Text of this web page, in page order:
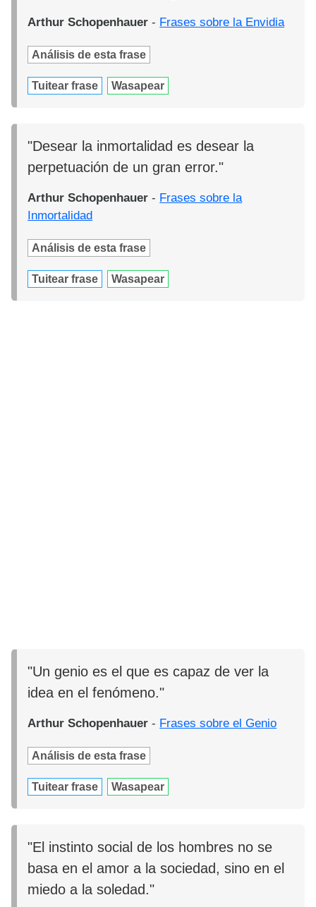
Arthur Schopenhauer - Frases sobre la Envidia
Análisis de esta frase
Tuitear frase Wasapear
"Desear la inmortalidad es desear la
perpetuación de un gran error."
Arthur Schopenhauer - Frases sobre la
Inmortalidad
Análisis de esta frase
Tuitear frase Wasapear
"Un genio es el que es capaz de ver la
idea en el fenómeno."
Arthur Schopenhauer - Frases sobre el Genio
Análisis de esta frase
Tuitear frase Wasapear
"El instinto social de los hombres no se
basa en el amor a la sociedad, sino en el
miedo a la soledad."